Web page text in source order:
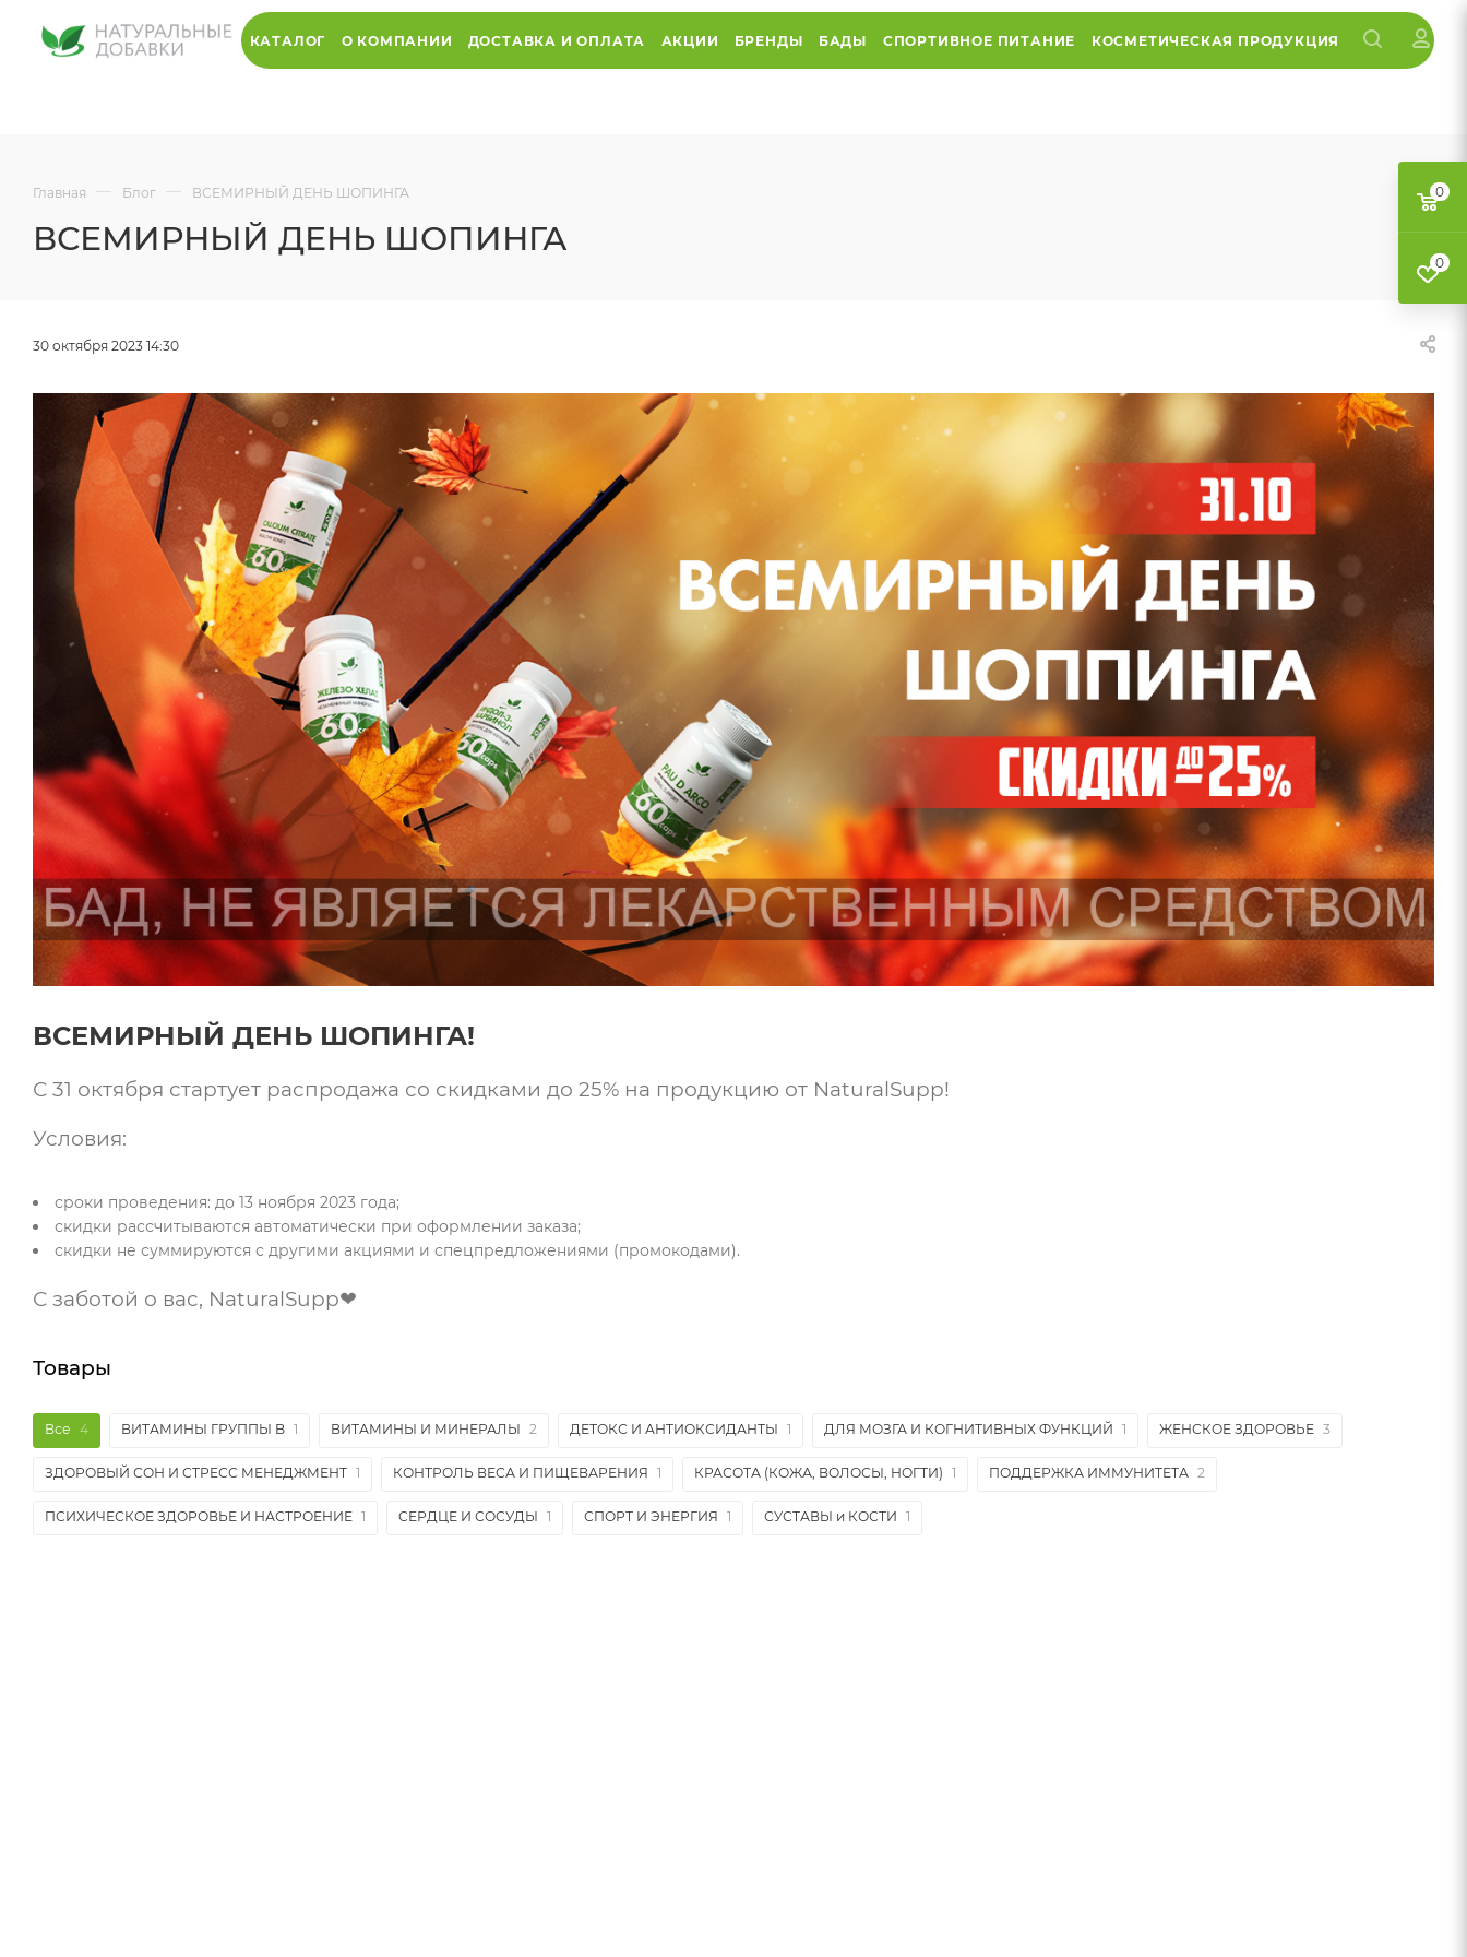
КАТАЛОГ О КОМПАНИИ ДОСТАВКА И ОПЛАТА АКЦИИ БРЕНДЫ БАДЫ СПОРТИВНОЕ ПИТАНИЕ КОСМЕТИЧЕСКАЯ ПРОДУКЦИЯ
Главная — Блог — ВСЕМИРНЫЙ ДЕНЬ ШОПИНГА
ВСЕМИРНЫЙ ДЕНЬ ШОПИНГА
30 октября 2023 14:30
ВСЕМИРНЫЙ ДЕНЬ ШОПИНГА!
С 31 октября стартует распродажа со скидками до 25% на продукцию от NaturalSupp!
Условия:
сроки проведения: до 13 ноября 2023 года;
скидки рассчитываются автоматически при оформлении заказа;
скидки не суммируются с другими акциями и спецпредложениями (промокодами).
С заботой о вас, NaturalSupp❤
Товары
Все 4 ВИТАМИНЫ ГРУППЫ B 1 ВИТАМИНЫ И МИНЕРАЛЫ 2 ДЕТОКС И АНТИОКСИДАНТЫ 1 ДЛЯ МОЗГА И КОГНИТИВНЫХ ФУНКЦИЙ 1 ЖЕНСКОЕ ЗДОРОВЬЕ 3
ЗДОРОВЫЙ СОН И СТРЕСС МЕНЕДЖМЕНТ 1 КОНТРОЛЬ ВЕСА И ПИЩЕВАРЕНИЯ 1 КРАСОТА (КОЖА, ВОЛОСЫ, НОГТИ) 1 ПОДДЕРЖКА ИММУНИТЕТА 2
ПСИХИЧЕСКОЕ ЗДОРОВЬЕ И НАСТРОЕНИЕ 1 СЕРДЦЕ И СОСУДЫ 1 СПОРТ И ЭНЕРГИЯ 1 СУСТАВЫ и КОСТИ 1
0
0